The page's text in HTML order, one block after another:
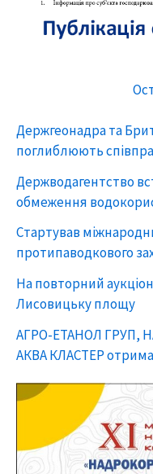
Держгеонадра та
поглиблюють
Держводагентство
обмеження
Стартував
протипаводкового
На повторний
Лисовицьку площу
АГРО-ЕТАНОЛ ГРУП,
АКВА КЛАСТЕР